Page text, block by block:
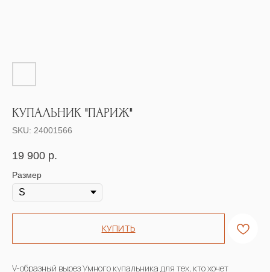
КУПАЛЬНИК "ПАРИЖ"
SKU: 24001566
19 900 р.
Размер
КУПИТЬ
V-образный вырез Умного купальника для тех, кто хочет